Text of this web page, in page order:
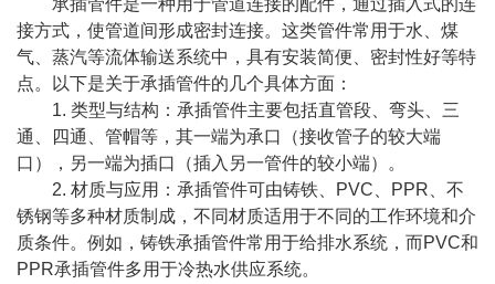
接方式，使管道间形成密封连接。这类管件常用于水、煤
气、蒸汽等流体输送系统中，具有安装简便、密封性好等特
点。以下是关于承插管件的几个具体方面：
1. 类型与结构：承插管件主要包括直管段、弯头、三
通、四通、管帽等，其一端为承口（接收管子的较大端
口），另一端为插口（插入另一管件的较小端）。
2. 材质与应用：承插管件可由铸铁、PVC、PPR、不
锈钢等多种材质制成，不同材质适用于不同的工作环境和介
质条件。例如，铸铁承插管件常用于给排水系统，而PVC和
PPR承插管件多用于冷热水供应系统。